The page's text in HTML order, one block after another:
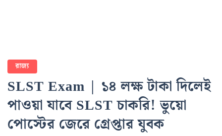
রাজ্য
SLST Exam | ১৪ লক্ষ টাকা দিলেই
পাওয়া যাবে SLST চাকরি! ভুয়ো
পোস্টের জেরে গ্রেপ্তার যুবক